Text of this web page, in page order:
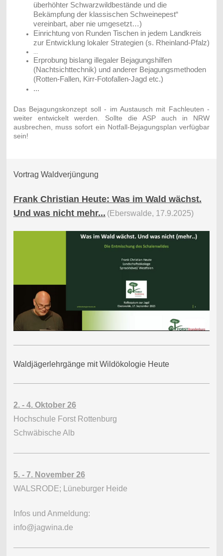
überhöhter Schwarzwildbestände und die
Bekämpfung der klassischen Schweinepest“
vereinbart, aber nie umgesetzt…)
Einrichtung von Runden Tischen in jedem Landkreis
zur Entwicklung lokaler Strategien (s. Rheinland-Pfalz)
Erprobung bislang illegaler Bejagungshilfen
(Nachtsichttechnik) und anderer Bejagungsmethoden
(Rotten-Fallen, Kirr-Fotofallen-Jagd etc.)
...
Das Bejagungskonzept soll - im Austausch mit Fachleuten -
weiter entwickelt werden. Sollte die ASP auch in NRW
ausbrechen, muss sofort ein Notfall-Bejagungsplan verfügbar
sein!
Vortrag Waldverjüngung
Frank Christian Heute: Was im Wald wächst.
Und was nicht mehr... (Eberswalde, 17.9.2025)
Waldjägerlehrgänge mit Wildökologie Heute
2. - 4. Oktober 26
Hochschule Forst Rottenburg
Schwäbische Alb
5. - 7. November 26
WALSRODE; Lüneburger Heide
Infos und Anmeldung:
info@jagwina.de